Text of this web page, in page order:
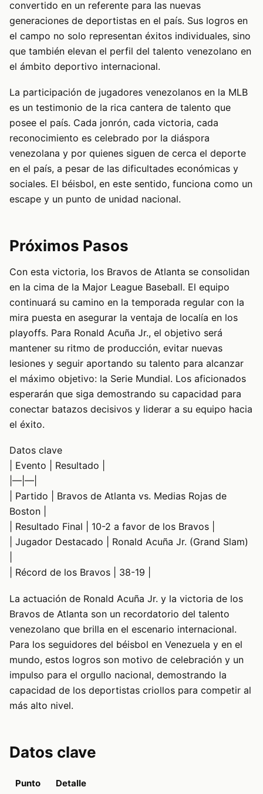
convertido en un referente para las nuevas
generaciones de deportistas en el país. Sus logros en
el campo no solo representan éxitos individuales, sino
que también elevan el perfil del talento venezolano en
el ámbito deportivo internacional.
La participación de jugadores venezolanos en la MLB
es un testimonio de la rica cantera de talento que
posee el país. Cada jonrón, cada victoria, cada
reconocimiento es celebrado por la diáspora
venezolana y por quienes siguen de cerca el deporte
en el país, a pesar de las dificultades económicas y
sociales. El béisbol, en este sentido, funciona como un
escape y un punto de unidad nacional.
Próximos Pasos
Con esta victoria, los Bravos de Atlanta se consolidan
en la cima de la Major League Baseball. El equipo
continuará su camino en la temporada regular con la
mira puesta en asegurar la ventaja de localía en los
playoffs. Para Ronald Acuña Jr., el objetivo será
mantener su ritmo de producción, evitar nuevas
lesiones y seguir aportando su talento para alcanzar
el máximo objetivo: la Serie Mundial. Los aficionados
esperarán que siga demostrando su capacidad para
conectar batazos decisivos y liderar a su equipo hacia
el éxito.
Datos clave
| Evento | Resultado |
|—|—|
| Partido | Bravos de Atlanta vs. Medias Rojas de
Boston |
| Resultado Final | 10-2 a favor de los Bravos |
| Jugador Destacado | Ronald Acuña Jr. (Grand Slam)
| Récord de los Bravos | 38-19 |
La actuación de Ronald Acuña Jr. y la victoria de los
Bravos de Atlanta son un recordatorio del talento
venezolano que brilla en el escenario internacional.
Para los seguidores del béisbol en Venezuela y en el
mundo, estos logros son motivo de celebración y un
impulso para el orgullo nacional, demostrando la
capacidad de los deportistas criollos para competir al
más alto nivel.
Datos clave
Punto Detalle